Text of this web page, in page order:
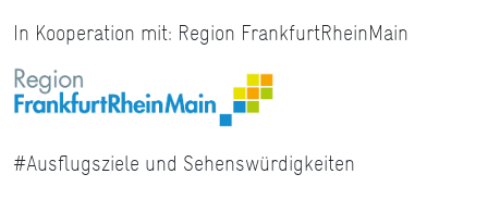
In Kooperation mit: Region FrankfurtRheinMain
#Ausflugsziele und Sehenswürdigkeiten